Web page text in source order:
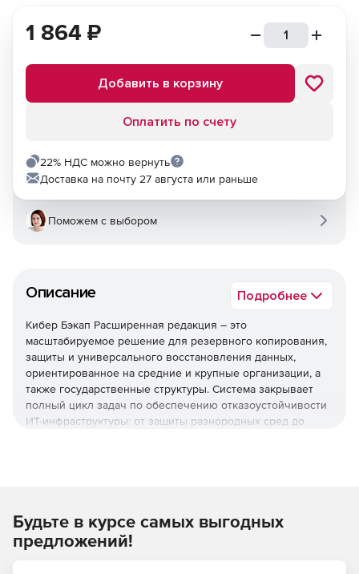
Описание Подробнее
Кибер Бэкап Расширенная редакция – это
масштабируемое решение для резервного копирования,
защиты и универсального восстановления данных,
ориентированное на средние и крупные организации, а
также государственные структуры. Система закрывает
полный цикл задач по обеспечению отказоустойчивости
ИТ-инфраструктуры: от защиты разнородных сред до
быстрого восстановления данных и соответствия
регуляторным требованиям при оптимальной стоимости
владения.
1 864 ₽
Добавить в корзину
Оплатить по счету
22% НДС можно вернуть
Доставка на почту 27 августа или раньше
Поможем с выбором
Будьте в курсе самых выгодных
предложений!